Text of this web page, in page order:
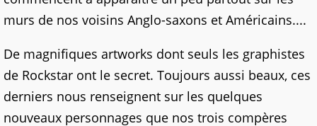
murs de nos voisins Anglo-saxons et Américains....
De magnifiques artworks dont seuls les graphistes
de Rockstar ont le secret. Toujours aussi beaux, ces
derniers nous renseignent sur les quelques
nouveaux personnages que nos trois compères